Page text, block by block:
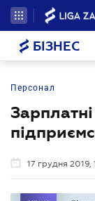
БІЗНЕС
Персонал
17 грудня 2019,